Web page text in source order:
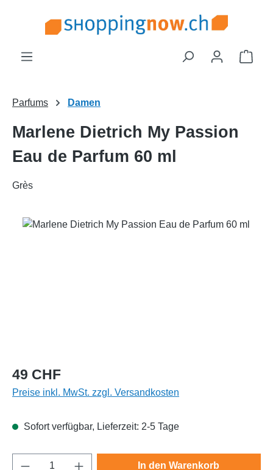
Zum Hauptinhalt springen
Parfums Damen
Marlene Dietrich My Passion
Eau de Parfum 60 ml
Grès
Bildergalerie überspringen
Regulärer Preis:
49 CHF
Preise inkl. MwSt. zzgl. Versandkosten
Sofort verfügbar, Lieferzeit: 2-5 Tage
Produkt Anzahl: Gib den gewünschten
In den Warenkorb